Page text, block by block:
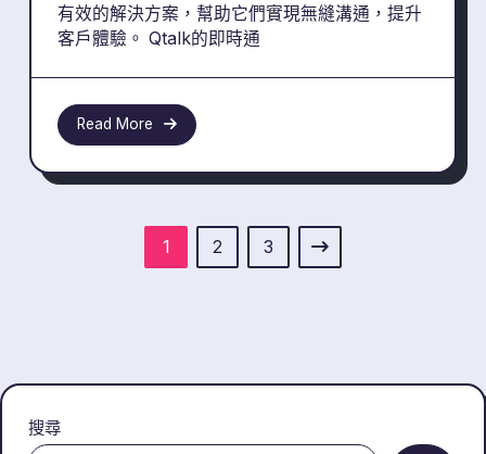
有效的解決方案，幫助它們實現無縫溝通，提升
客戶體驗。 Qtalk的即時通
Read More
1 2 3
搜尋